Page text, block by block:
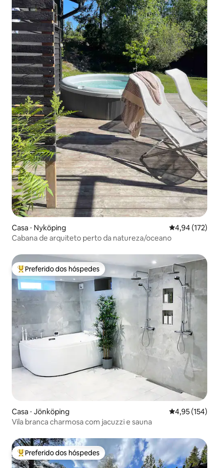
Casa ⋅ Nyköping 4,94 de uma
4,94 (172)
Cabana de arquiteto perto da natureza/oceano
Entre os melhores preferidos dos hóspedes
Preferido dos hóspedes
Casa ⋅ Jönköping 4,95 de uma
4,95 (154)
Vila branca charmosa com jacuzzi e sauna
Entre os melhores preferidos dos hóspedes
Preferido dos hóspedes